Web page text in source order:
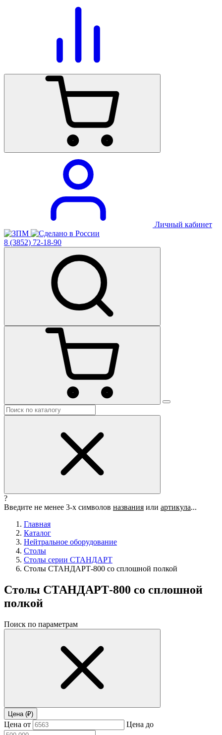
Личный кабинет
8 (3852) 72-18-90
?
Введите не менее 3-х символов названия или артикула...
Главная
Каталог
Нейтральное оборудование
Столы
Столы серии СТАНДАРТ
Столы СТАНДАРТ-800 со сплошной полкой
Столы СТАНДАРТ-800 со сплошной
полкой
Поиск по параметрам
Цена (₽)
Цена от Цена до